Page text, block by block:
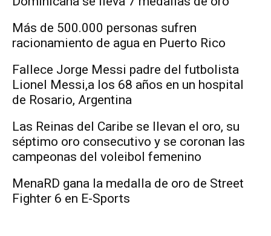
Más de 500.000 personas sufren
racionamiento de agua en Puerto Rico
Fallece Jorge Messi padre del futbolista
Lionel Messi,a los 68 años en un hospital
de Rosario, Argentina
Las Reinas del Caribe se llevan el oro, su
séptimo oro consecutivo y se coronan las
campeonas del voleibol femenino
MenaRD gana la medalla de oro de Street
Fighter 6 en E-Sports